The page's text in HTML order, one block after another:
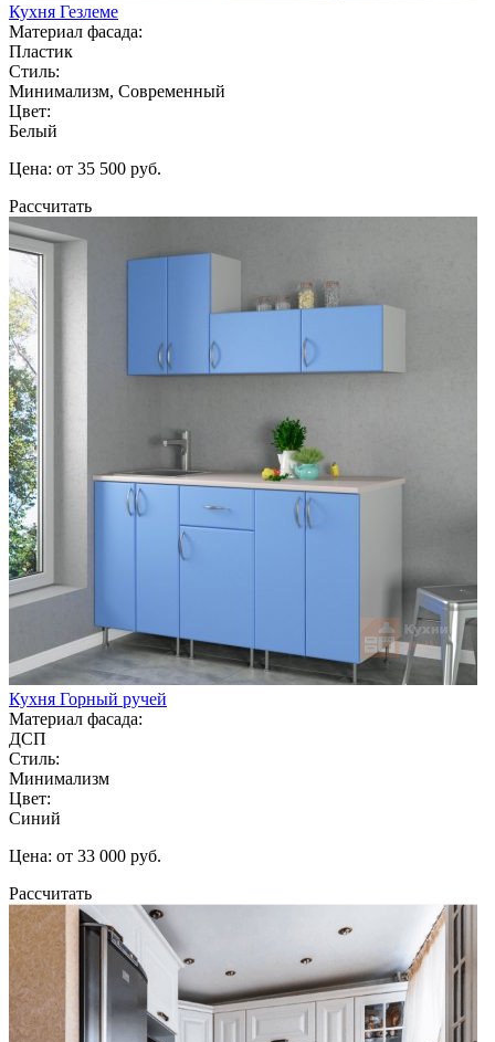
Кухня Гезлеме
Материал фасада:
Пластик
Стиль:
Минимализм, Современный
Цвет:
Белый
Цена: от 35 500 руб.
Рассчитать
Кухня Горный ручей
Материал фасада:
ДСП
Стиль:
Минимализм
Цвет:
Синий
Цена: от 33 000 руб.
Рассчитать